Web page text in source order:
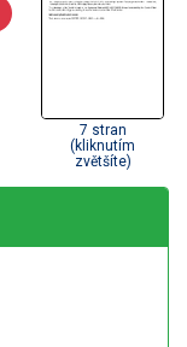
7 stran
(kliknutím
zvětšíte)